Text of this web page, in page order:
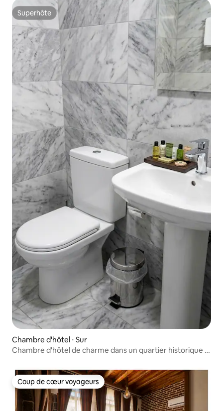
Superhôte
Superhôte
Chambre d'hôtel ⋅ Sur
Chambre d'hôtel de charme dans un quartier historique –
Coup de cœur voyageurs
Coup de cœur voyageurs